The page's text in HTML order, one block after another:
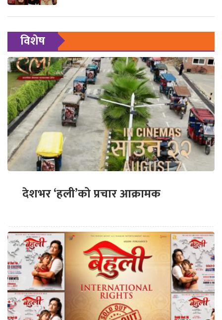
विशेष
देशभर ‘हली’को प्रचार आक्रामक